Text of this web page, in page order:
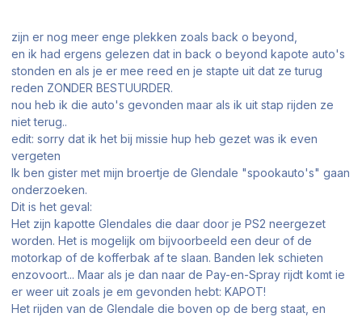
zijn er nog meer enge plekken zoals back o beyond,
en ik had ergens gelezen dat in back o beyond kapote auto's
stonden en als je er mee reed en je stapte uit dat ze turug
reden ZONDER BESTUURDER.
nou heb ik die auto's gevonden maar als ik uit stap rijden ze
niet terug..
edit: sorry dat ik het bij missie hup heb gezet was ik even
vergeten
Ik ben gister met mijn broertje de Glendale "spookauto's" gaan
onderzoeken.
Dit is het geval:
Het zijn kapotte Glendales die daar door je PS2 neergezet
worden. Het is mogelijk om bijvoorbeeld een deur of de
motorkap of de kofferbak af te slaan. Banden lek schieten
enzovoort... Maar als je dan naar de Pay-en-Spray rijdt komt ie
er weer uit zoals je em gevonden hebt: KAPOT!
Het rijden van de Glendale die boven op de berg staat, en